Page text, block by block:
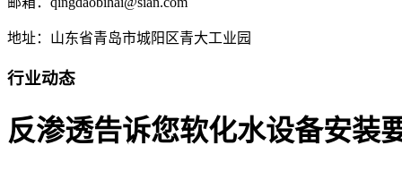
地址：山东省青岛市城阳区青大工业园
行业动态
反渗透告诉您软化水设备安装